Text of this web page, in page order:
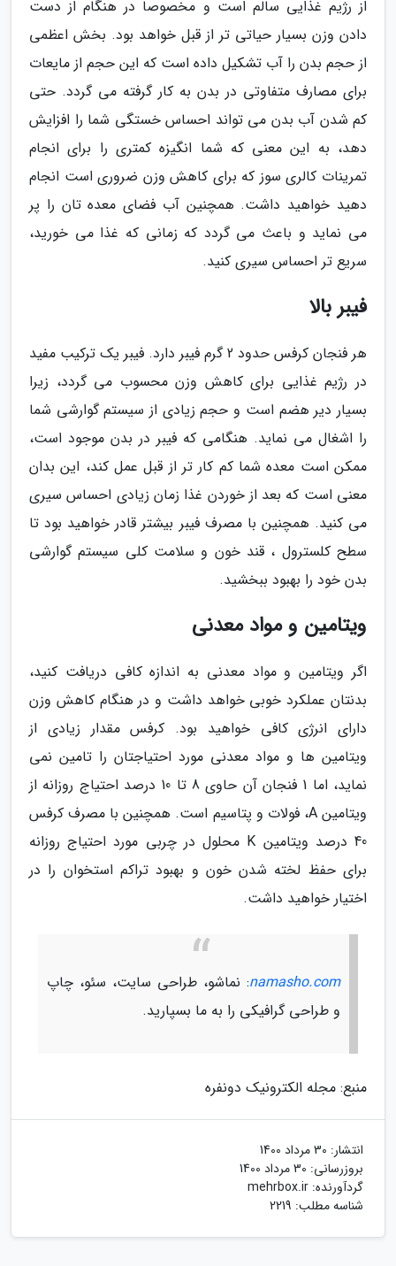
از رژیم غذایی سالم است و مخصوصا در هنگام از دست
دادن وزن بسیار حیاتی تر از قبل خواهد بود. بخش اعظمی
از حجم بدن را آب تشکیل داده است که این حجم از مایعات
برای مصارف متفاوتی در بدن به کار گرفته می گردد. حتی
کم شدن آب بدن می تواند احساس خستگی شما را افزایش
دهد، به این معنی که شما انگیزه کمتری را برای انجام
تمرینات کالری سوز که برای کاهش وزن ضروری است انجام
دهید خواهید داشت. همچنین آب فضای معده تان را پر
می نماید و باعث می گردد که زمانی که غذا می خورید،
سریع تر احساس سیری کنید.
فیبر بالا
هر فنجان کرفس حدود 2 گرم فیبر دارد. فیبر یک ترکیب مفید
در رژیم غذایی برای کاهش وزن محسوب می گردد، زیرا
بسیار دیر هضم است و حجم زیادی از سیستم گوارشی شما
را اشغال می نماید. هنگامی که فیبر در بدن موجود است،
ممکن است معده شما کم کار تر از قبل عمل کند، این بدان
معنی است که بعد از خوردن غذا زمان زیادی احساس سیری
می کنید. همچنین با مصرف فیبر بیشتر قادر خواهید بود تا
سطح کلسترول ، قند خون و سلامت کلی سیستم گوارشی
بدن خود را بهبود ببخشید.
ویتامین و مواد معدنی
اگر ویتامین و مواد معدنی به اندازه کافی دریافت کنید،
بدنتان عملکرد خوبی خواهد داشت و در هنگام کاهش وزن
دارای انرژی کافی خواهید بود. کرفس مقدار زیادی از
ویتامین ها و مواد معدنی مورد احتیاجتان را تامین نمی
نماید، اما 1 فنجان آن حاوی 8 تا 10 درصد احتیاج روزانه از
ویتامین A، فولات و پتاسیم است. همچنین با مصرف کرفس
40 درصد ویتامین K محلول در چربی مورد احتیاج روزانه
برای حفظ لخته شدن خون و بهبود تراکم استخوان را در
اختیار خواهید داشت.
namasho.com: نماشو، طراحی سایت، سئو، چاپ
و طراحی گرافیکی را به ما بسپارید.
منبع: مجله الکترونیک دونفره
انتشار: 30 مرداد 1400
بروزرسانی: 30 مرداد 1400
گردآورنده: mehrbox.ir
شناسه مطلب: 2219